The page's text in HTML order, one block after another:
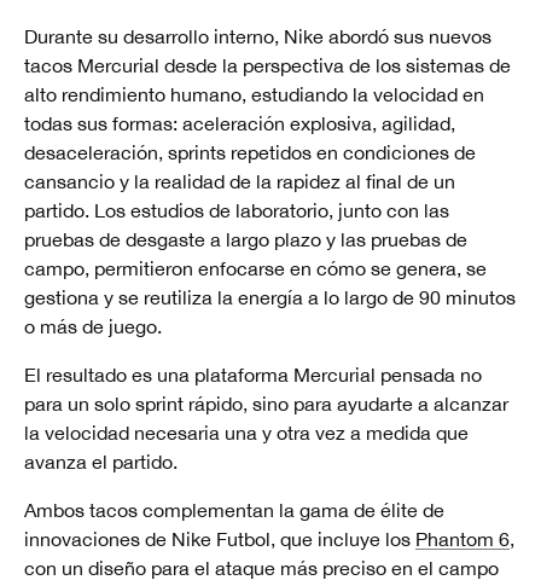
Durante su desarrollo interno, Nike abordó sus nuevos
tacos Mercurial desde la perspectiva de los sistemas de
alto rendimiento humano, estudiando la velocidad en
todas sus formas: aceleración explosiva, agilidad,
desaceleración, sprints repetidos en condiciones de
cansancio y la realidad de la rapidez al final de un
partido. Los estudios de laboratorio, junto con las
pruebas de desgaste a largo plazo y las pruebas de
campo, permitieron enfocarse en cómo se genera, se
gestiona y se reutiliza la energía a lo largo de 90 minutos
o más de juego.
El resultado es una plataforma Mercurial pensada no
para un solo sprint rápido, sino para ayudarte a alcanzar
la velocidad necesaria una y otra vez a medida que
avanza el partido.
Ambos tacos complementan la gama de élite de
innovaciones de Nike Futbol, que incluye los Phantom 6,
con un diseño para el ataque más preciso en el campo